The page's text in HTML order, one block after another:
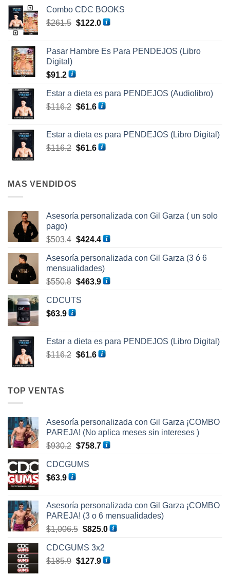
Combo CDC BOOKS
$261.5 El
era:
$122.0El
es:
Pasar Hambre Es Para PENDEJOS (Libro
Digital)
$91.2
Estar a dieta es para PENDEJOS (Audiolibro)
$116.2 El
era:
$116.2.
$61.6El
es:
$61.6.
Estar a dieta es para PENDEJOS (Libro Digital)
$116.2 El
era:
$61.6El
MAS VENDIDOS
Asesoría personalizada con Gil Garza ( un solo
pago)
$503.4 El
original
era:
$503.4.
$424.4El
actual
es:
$424.4.
Asesoría personalizada con Gil Garza (3 ó 6
mensualidades)
$550.8 El
original
era:
$463.9El
CDCUTS
$63.9
Estar a dieta es para PENDEJOS (Libro Digital)
$116.2 El
$61.6El
TOP VENTAS
Asesoría personalizada con Gil Garza ¡COMBO
PAREJA! (No aplica meses sin intereses )
$930.2 El
original
era:
$758.7El
CDCGUMS
$63.9
Asesoría personalizada con Gil Garza ¡COMBO
PAREJA! (3 o 6 mensualidades)
$1,006.5 El
original
era:
$825.0El
es:
CDCGUMS 3x2
$185.9 El
$127.9El